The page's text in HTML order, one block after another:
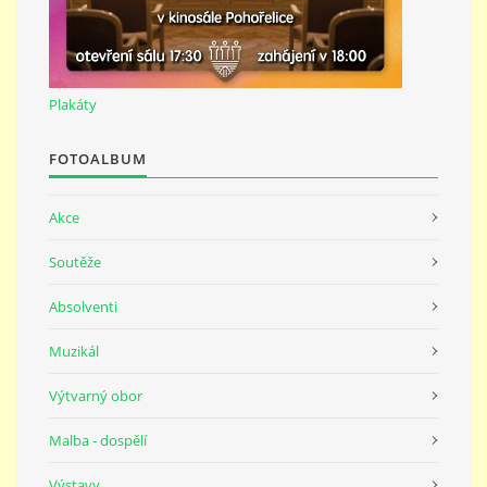
691 23
© 2026 eStránky.cz |Tisk|Nahoru ↑
Plakáty
FOTOALBUM
Akce
Soutěže
Absolventi
Muzikál
Výtvarný obor
Malba - dospělí